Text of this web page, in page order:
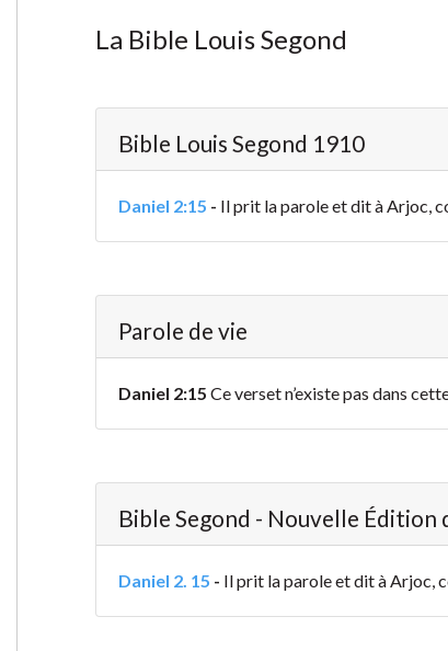
La Bible Louis Segond
Bible Louis Segond 1910
Daniel 2:15 - Il prit la parole et dit à Arjoc,
Parole de vie
Daniel 2:15 Ce verset n’existe pas dans
Bible Segond - Nouvelle Édition
Daniel 2. 15 - Il prit la parole et dit à Arjoc,